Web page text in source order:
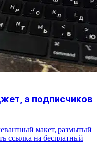
а подписчиков
макет, размытый
ссылка на бесплатный